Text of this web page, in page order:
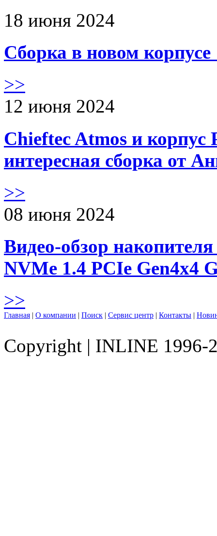
18 июня 2024
Сборка в новом
>>
12 июня 2024
Chieftec Atmos и корпус
интересная сборка от
>>
08 июня 2024
Видео-обзор
NVMe 1.4 PCIe Gen4х4
>>
Главная | О компании | Поиск | Сервис центр | Контакты |
Copyright | INLINE 1996-